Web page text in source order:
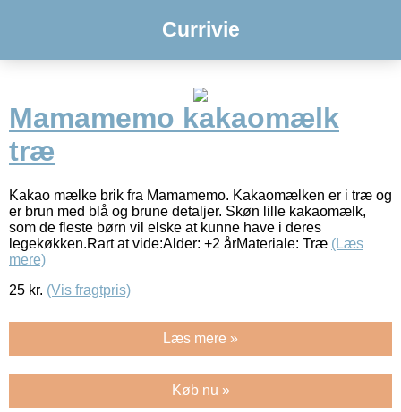
Currivie
Mamamemo kakaomælk
træ
Kakao mælke brik fra Mamamemo. Kakaomælken er i træ og
er brun med blå og brune detaljer. Skøn lille kakaomælk,
som de fleste børn vil elske at kunne have i deres
legekøkken.Rart at vide:Alder: +2 årMateriale: Træ (Læs
mere)
25 kr. (Vis fragtpris)
Læs mere »
Køb nu »